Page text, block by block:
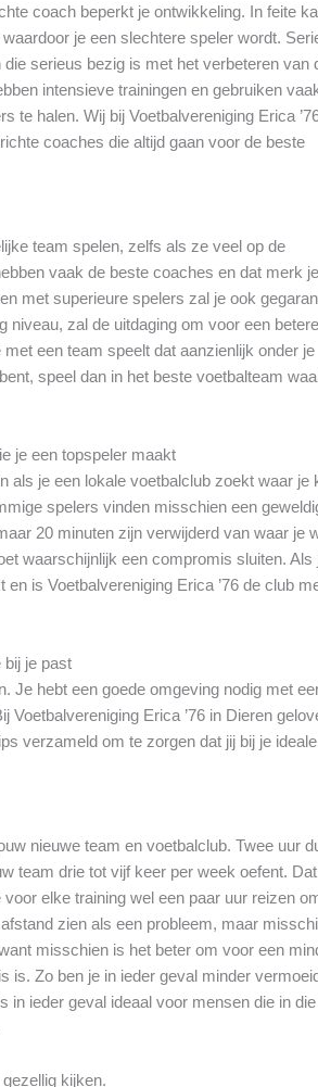
coach beperkt je ontwikkeling. In feite
je een slechtere speler wordt.
serieus bezig is met het verbeteren van
intensieve trainingen en gebruiken
te halen. Wij bij Voetbalvereniging Erica
coaches die altijd gaan voor de beste
team spelen, zelfs als ze veel op de
vaak de beste coaches en dat merk
met superieure spelers zal je ook
niveau, zal de uitdaging om voor een
een team speelt dat aanzienlijk onder je
speel dan in het beste voetbalteam
je een topspeler maakt
als je een lokale voetbalclub zoekt waar je
spelers vinden misschien een
20 minuten zijn verwijderd van waar je
waarschijnlijk een compromis sluiten. Als
is Voetbalvereniging Erica ’76 de club
bij je past
Je hebt een goede omgeving nodig met
Erica ’76 in Dieren
verzameld om te zorgen dat jij bij je
nieuwe team en voetbalclub. Twee uur
team drie tot vijf keer per week oefent. Dat
elke training wel een paar uur reizen
zien als een probleem, maar
misschien is het beter om voor een
is. Zo ben je in ieder geval minder
in ieder geval ideaal voor mensen die in
kijken.